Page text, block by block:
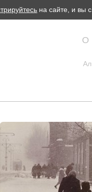
на сайте, и вы
О